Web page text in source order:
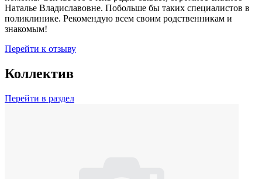
Наталье Владиславовне. Побольше бы таких специалистов в
поликлинике. Рекомендую всем своим родственникам и
знакомым!
Перейти к отзыву
Коллектив
Перейти в раздел